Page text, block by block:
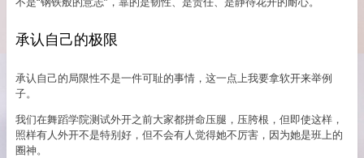
承认自己的极限
承认自己的局限性不是一件可耻的事情，这一点上我要拿软开来举例
子。
我们在舞蹈学院测试外开之前大家都拼命压腿，压胯根，但即使这样，
照样有人外开不是特别好，但不会有人觉得她不厉害，因为她是班上的
圈神。